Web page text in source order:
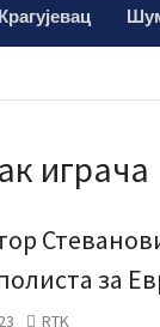
обележило
доктору Кости
Крагујевац
играча
за
RTK